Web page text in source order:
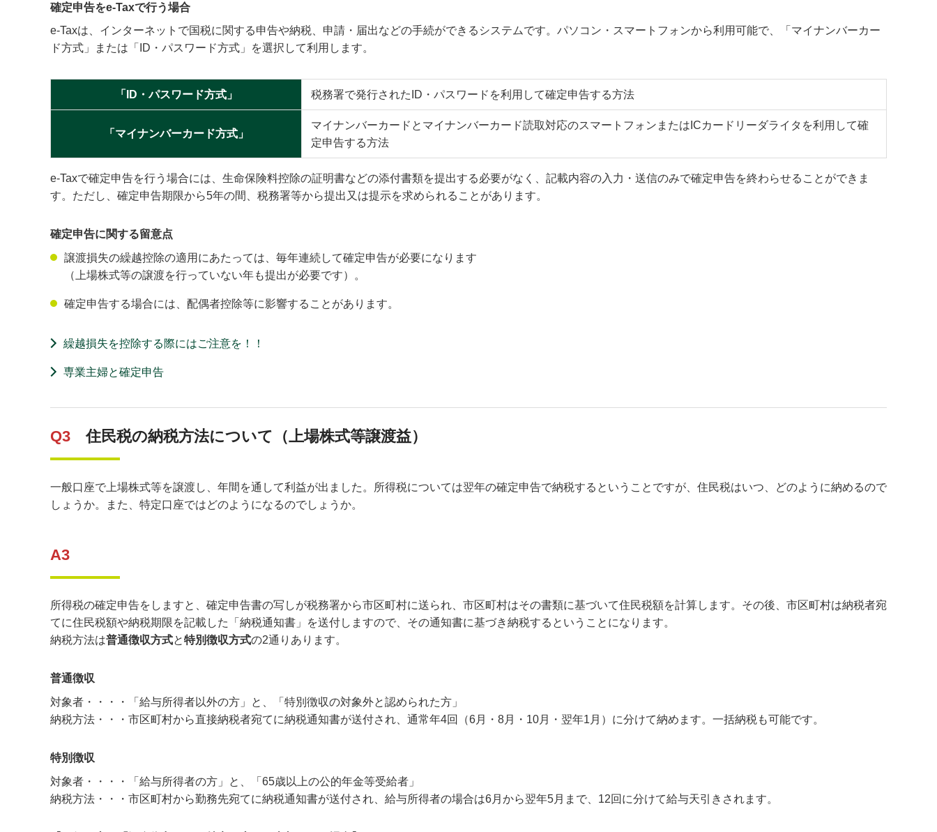
確定申告をe-Taxで行う場合
e-Taxは、インターネットで国税に関する申告や納税、申請・届出などの手続ができるシステムです。パソコン・スマートフォンから利用可能で、「マイナンバーカー
ド方式」または「ID・パスワード方式」を選択して利用します。
「ID・パスワード方式」 税務署で発行されたID・パスワードを利用して確定申告する方法
「マイナンバーカード方式」
マイナンバーカードとマイナンバーカード読取対応のスマートフォンまたはICカードリーダライタを利用して確
定申告する方法
e-Taxで確定申告を行う場合には、生命保険料控除の証明書などの添付書類を提出する必要がなく、記載内容の入力・送信のみで確定申告を終わらせることができま
す。ただし、確定申告期限から5年の間、税務署等から提出又は提示を求められることがあります。
確定申告に関する留意点
譲渡損失の繰越控除の適用にあたっては、毎年連続して確定申告が必要になります
（上場株式等の譲渡を行っていない年も提出が必要です）。
確定申告する場合には、配偶者控除等に影響することがあります。
繰越損失を控除する際にはご注意を！！
専業主婦と確定申告
Q3 住民税の納税方法について（上場株式等譲渡益）
一般口座で上場株式等を譲渡し、年間を通して利益が出ました。所得税については翌年の確定申告で納税するということですが、住民税はいつ、どのように納めるので
しょうか。また、特定口座ではどのようになるのでしょうか。
A3
所得税の確定申告をしますと、確定申告書の写しが税務署から市区町村に送られ、市区町村はその書類に基づいて住民税額を計算します。その後、市区町村は納税者宛
てに住民税額や納税期限を記載した「納税通知書」を送付しますので、その通知書に基づき納税するということになります。
納税方法は普通徴収方式と特別徴収方式の2通りあります。
普通徴収
対象者・・・・「給与所得者以外の方」と、「特別徴収の対象外と認められた方」
納税方法・・・市区町村から直接納税者宛てに納税通知書が送付され、通常年4回（6月・8月・10月・翌年1月）に分けて納めます。一括納税も可能です。
特別徴収
対象者・・・・「給与所得者の方」と、「65歳以上の公的年金等受給者」
納税方法・・・市区町村から勤務先宛てに納税通知書が送付され、給与所得者の場合は6月から翌年5月まで、12回に分けて給与天引きされます。